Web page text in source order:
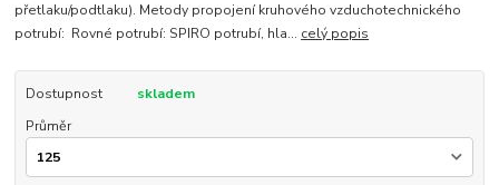
přetlaku/podtlaku). Metody propojení kruhového vzduchotechnického
potrubí: Rovné potrubí: SPIRO potrubí, hla... celý popis
Dostupnost
skladem
Průměr